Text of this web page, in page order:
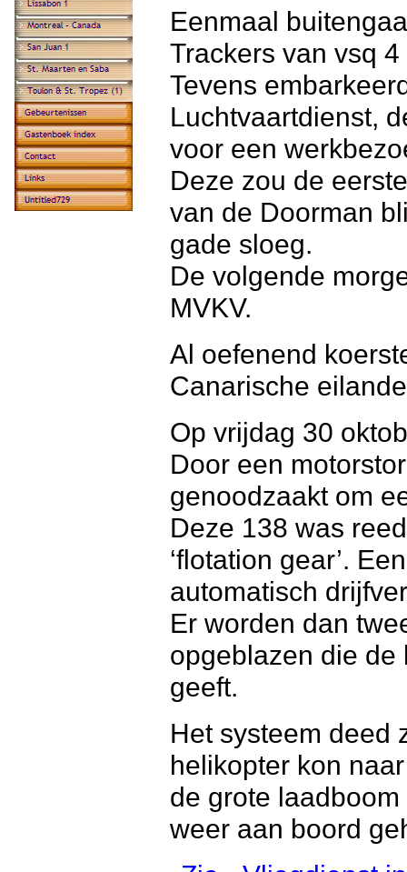
Eenmaal
Trackers van vsq
Tevens
Luchtvaartdienst,
voor een
Deze zou de
van de Doorman
gade sloeg.
De volgende
MVKV.
Al oefenend
Canarische
Op vrijdag 30
Door een
genoodzaakt om
Deze 138 was
‘flotation gear’.
automatisch
Er worden dan
opgeblazen die
geeft.
Het systeem deed
helikopter kon
de grote
weer aan boord